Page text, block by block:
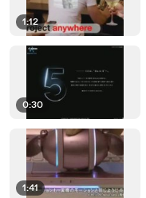
1:12
0:30
1:41